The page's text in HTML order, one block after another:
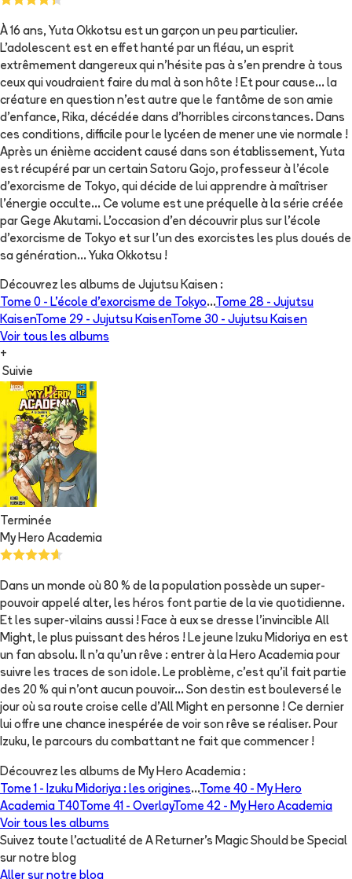
À 16 ans, Yuta Okkotsu est un garçon un peu particulier.
L’adolescent est en effet hanté par un fléau, un esprit
extrêmement dangereux qui n’hésite pas à s’en prendre à tous
ceux qui voudraient faire du mal à son hôte ! Et pour cause… la
créature en question n’est autre que le fantôme de son amie
d’enfance, Rika, décédée dans d’horribles circonstances. Dans
ces conditions, difficile pour le lycéen de mener une vie normale !
Après un énième accident causé dans son établissement, Yuta
est récupéré par un certain Satoru Gojo, professeur à l’école
d’exorcisme de Tokyo, qui décide de lui apprendre à maîtriser
l’énergie occulte… Ce volume est une préquelle à la série créée
par Gege Akutami. L'occasion d'en découvrir plus sur l'école
d'exorcisme de Tokyo et sur l'un des exorcistes les plus doués de
sa génération... Yuka Okkotsu !
Découvrez les albums de Jujutsu Kaisen :
Tome 0 - L'école d'exorcisme de Tokyo...Tome 28 - Jujutsu
KaisenTome 29 - Jujutsu KaisenTome 30 - Jujutsu Kaisen
Voir tous les albums
+
Suivie
Terminée
My Hero Academia
Dans un monde où 80 % de la population possède un super-
pouvoir appelé alter, les héros font partie de la vie quotidienne.
Et les super-vilains aussi ! Face à eux se dresse l’invincible All
Might, le plus puissant des héros ! Le jeune Izuku Midoriya en est
un fan absolu. Il n’a qu’un rêve : entrer à la Hero Academia pour
suivre les traces de son idole. Le problème, c’est qu’il fait partie
des 20 % qui n’ont aucun pouvoir… Son destin est bouleversé le
jour où sa route croise celle d’All Might en personne ! Ce dernier
lui offre une chance inespérée de voir son rêve se réaliser. Pour
Izuku, le parcours du combattant ne fait que commencer !
Découvrez les albums de My Hero Academia :
Tome 1 - Izuku Midoriya : les origines...Tome 40 - My Hero
Academia T40 Tome 41 - OverlayTome 42 - My Hero Academia
Voir tous les albums
Suivez toute l'actualité de A Returner's Magic Should be Special
sur notre blog
Aller sur notre blog